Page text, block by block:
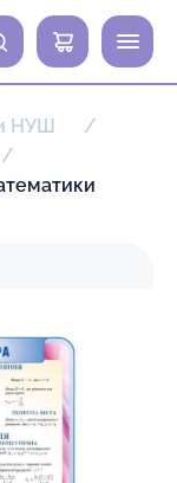
0
НУШ